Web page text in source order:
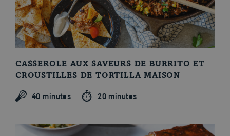
CASSEROLE AUX SAVEURS DE BURRITO ET
CROUSTILLES DE TORTILLA MAISON
40 minutes 20 minutes